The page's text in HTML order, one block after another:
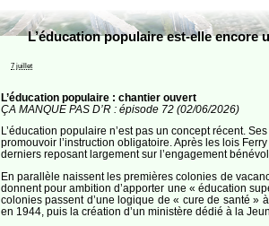
L’éducation populaire est-elle encore
7 juillet
L’éducation populaire : chantier ouvert
ÇA MANQUE PAS D’R : épisode 72 (02/06/2026)
L’éducation populaire n’est pas un concept récent.
promouvoir l’instruction obligatoire. Après les lois
derniers reposant largement sur l’engagement
En parallèle naissent les premières colonies de
donnent pour ambition d’apporter une « éducation
colonies passent d’une logique de « cure de santé »
en 1944, puis la création d’un ministère dédié à la